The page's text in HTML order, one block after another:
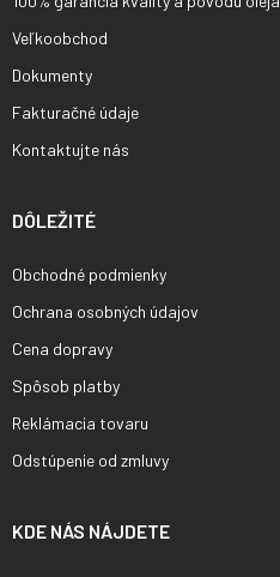
Veľkoobchod
Dokumenty
Fakturačné údaje
Kontaktujte nás
DÔLEŽITÉ
Obchodné podmienky
Ochrana osobných údajov
Cena dopravy
Spôsob platby
Reklámacia tovaru
Odstúpenie od zmluvy
KDE NÁS NÁJDETE